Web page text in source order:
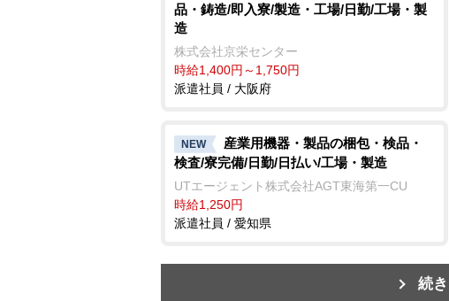
品・鋳造/即入寮/製造・工場/日勤/工場・製
造
株式会社京栄センター
時給1,400円～1,750円
派遣社員 / 大阪府
NEW
産業用機器・製品の梱包・検品・
検査/寮完備/日勤/日払い/工場・製造
UTエージェント株式会社AGT東海第一CU
時給1,250円
派遣社員 / 愛知県
続